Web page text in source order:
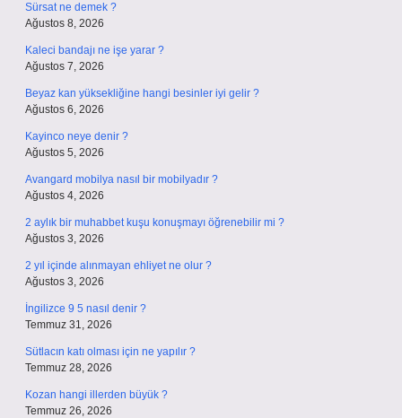
Sürsat ne demek ?
Ağustos 8, 2026
Kaleci bandajı ne işe yarar ?
Ağustos 7, 2026
Beyaz kan yüksekliğine hangi besinler iyi gelir ?
Ağustos 6, 2026
Kayinco neye denir ?
Ağustos 5, 2026
Avangard mobilya nasıl bir mobilyadır ?
Ağustos 4, 2026
2 aylık bir muhabbet kuşu konuşmayı öğrenebilir mi ?
Ağustos 3, 2026
2 yıl içinde alınmayan ehliyet ne olur ?
Ağustos 3, 2026
İngilizce 9 5 nasıl denir ?
Temmuz 31, 2026
Sütlacın katı olması için ne yapılır ?
Temmuz 28, 2026
Kozan hangi illerden büyük ?
Temmuz 26, 2026